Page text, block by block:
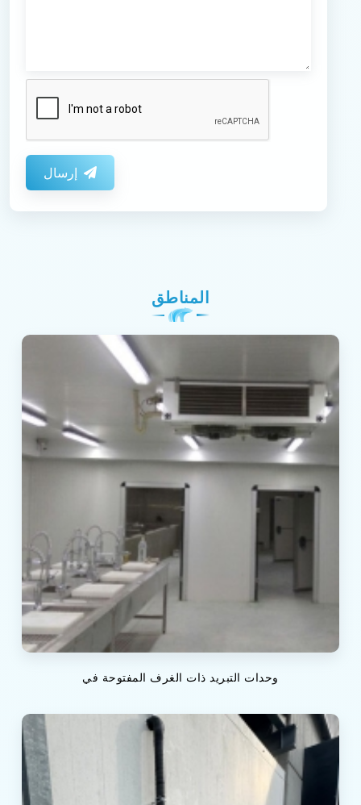
إرسال
المناطق
وحدات التبريد ذات الغرف المفتوحة في